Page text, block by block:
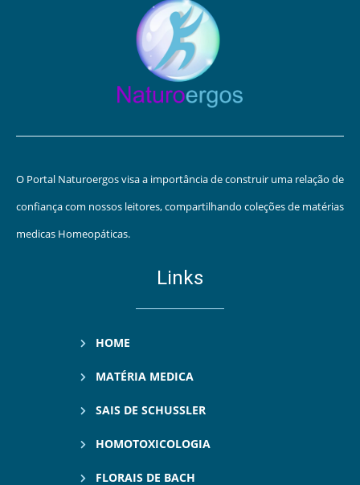
O Portal Naturoergos visa a importância de construir uma relação de
confiança com nossos leitores, compartilhando coleções de matérias
medicas Homeopáticas.
Links
HOME
MATÉRIA MEDICA
SAIS DE SCHUSSLER
HOMOTOXICOLOGIA
FLORAIS DE BACH